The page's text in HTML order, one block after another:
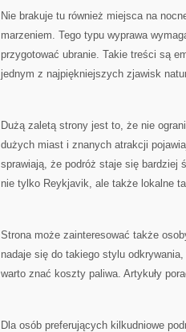
Nie brakuje tu również miejsca na
marzeniem. Tego typu wyprawa
przygotować ubranie. Takie treści są
jednym z najpiękniejszych zjawisk
Dużą zaletą strony jest to, że nie
dużych miast i znanych atrakcji
sprawiają, że podróż staje się bardziej
nie tylko Reykjavik, ale także lokalne
Strona może zainteresować także
nadaje się do takiego stylu
warto znać koszty paliwa. Artykuły
Dla osób preferujących kilkudniowe